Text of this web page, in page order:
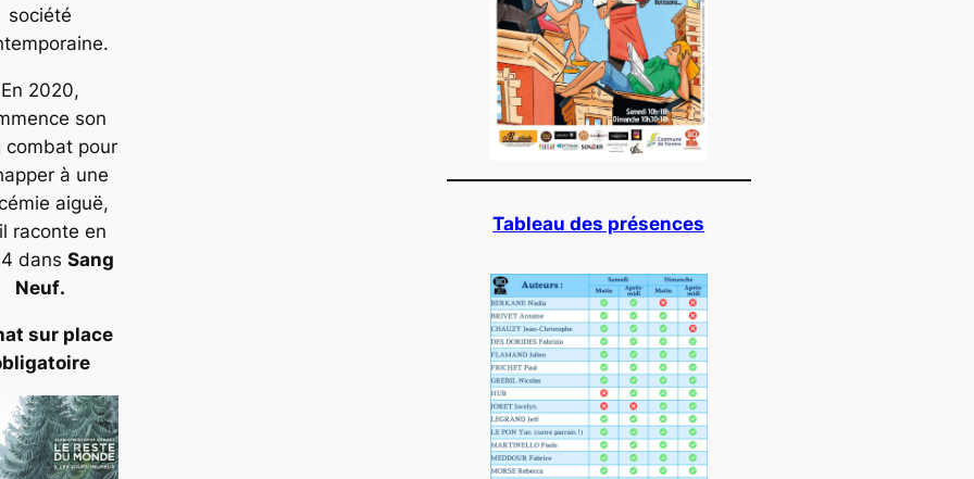
société
En 2020,
son
combat pour
à une
aiguë,
raconte en
dans Sang
Neuf.
sur place
Tableau des présences